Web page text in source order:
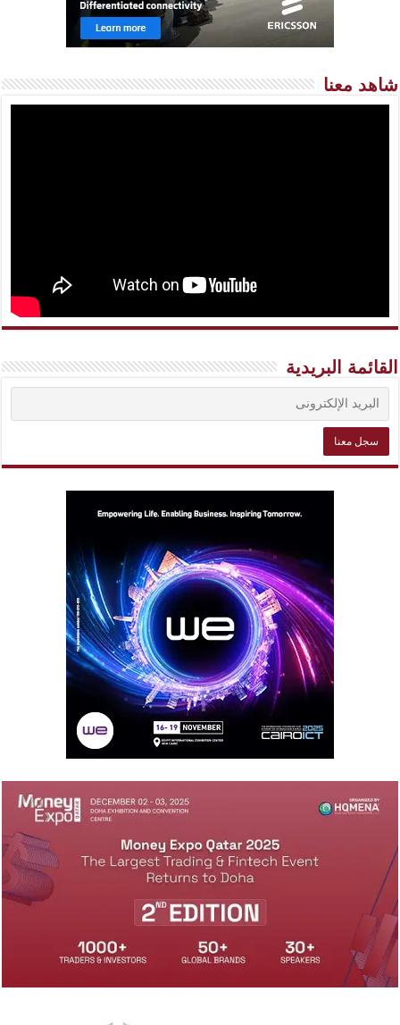
شاهد معنا
القائمة البريدية